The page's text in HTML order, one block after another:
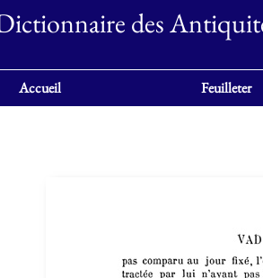
des
Accueil Feuilleter